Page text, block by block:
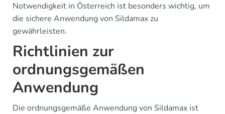
Notwendigkeit in Österreich ist besonders wichtig, um
die sichere Anwendung von Sildamax zu
gewährleisten.
Richtlinien zur
ordnungsgemäßen
Anwendung
Die ordnungsgemäße Anwendung von Sildamax ist